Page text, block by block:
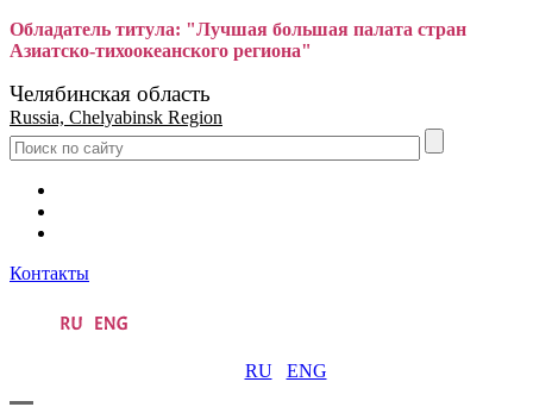
Обладатель титула: "Лучшая большая палата стран
Азиатско-тихоокеанского региона"
Челябинская область
Russia, Chelyabinsk Region
Контакты
RU ENG